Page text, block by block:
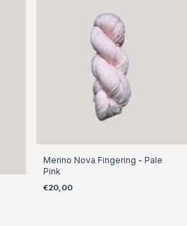
Merino Nova Fingering - Pale
Pink
€20,00